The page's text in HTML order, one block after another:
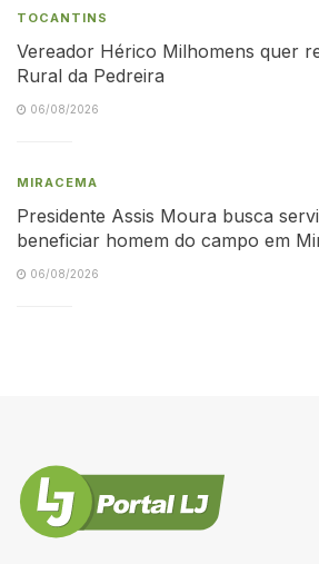
TOCANTINS
Vereador Hérico Milhomens quer
Rural da Pedreira
06/08/2026
MIRACEMA
Presidente Assis Moura busca
beneficiar homem do campo em
06/08/2026